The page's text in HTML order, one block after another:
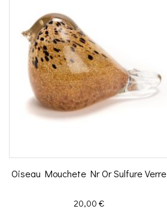
Oiseau Mouchete Nr Or Sulfure Verre
Prix
20,00 €